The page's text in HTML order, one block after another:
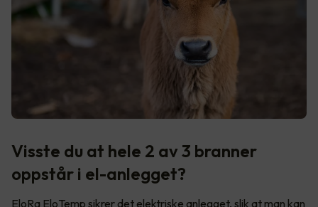
Visste du at hele 2 av 3 branner
oppstår i el-anlegget?
EloRa EloTemp sikrer det elektriske anlegget, slik at man kan